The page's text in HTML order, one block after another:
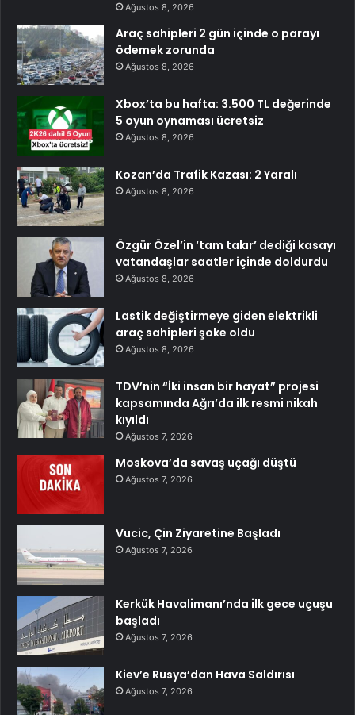
Ağustos 8, 2026
Araç sahipleri 2 gün içinde o parayı
ödemek zorunda
Ağustos 8, 2026
Xbox’ta bu hafta: 3.500 TL değerinde
5 oyun oynaması ücretsiz
Ağustos 8, 2026
Kozan’da Trafik Kazası: 2 Yaralı
Ağustos 8, 2026
Özgür Özel’in ‘tam takır’ dediği kasayı
vatandaşlar saatler içinde doldurdu
Ağustos 8, 2026
Lastik değiştirmeye giden elektrikli
araç sahipleri şoke oldu
Ağustos 8, 2026
TDV’nin “İki insan bir hayat” projesi
kapsamında Ağrı’da ilk resmi nikah
kıyıldı
Ağustos 7, 2026
Moskova’da savaş uçağı düştü
Ağustos 7, 2026
Vucic, Çin Ziyaretine Başladı
Ağustos 7, 2026
Kerkük Havalimanı’nda ilk gece uçuşu
başladı
Ağustos 7, 2026
Kiev’e Rusya’dan Hava Saldırısı
Ağustos 7, 2026